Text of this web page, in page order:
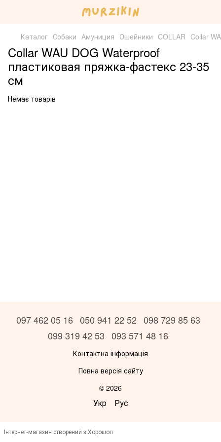
Каталог Собаки Амуниция Ошейники COLLAR Collar
Collar WAU DOG Waterproof
пластиковая пряжка-фастекс 23-35
см
Немає товарів
097 462 05 16 050 941 22 52 098 729 85 63
099 319 42 53 093 571 48 16
Контактна інформація
Повна версія сайту
© 2026
Укр Рус
Інтернет-магазин створений з Хорошоп